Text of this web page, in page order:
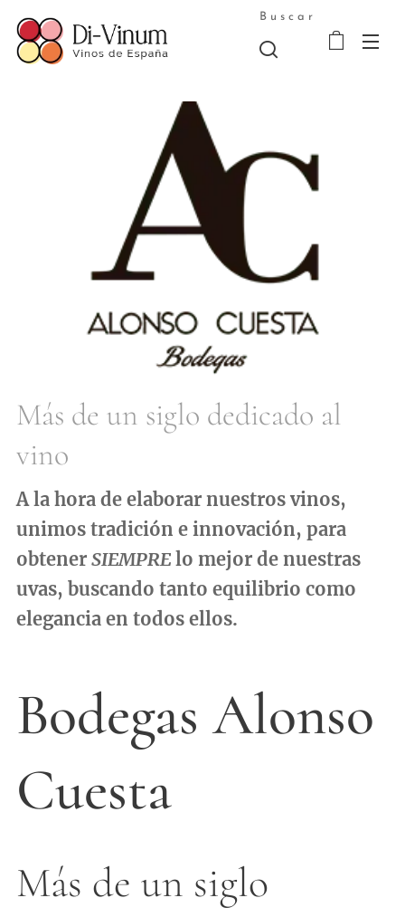
Buscar
Más de un siglo dedicado al
vino
A la hora de elaborar nuestros vinos,
unimos tradición e innovación, para
obtener SIEMPRE lo mejor de nuestras
uvas, buscando tanto equilibrio como
elegancia en todos ellos.
Bodegas Alonso
Cuesta
Más de un siglo